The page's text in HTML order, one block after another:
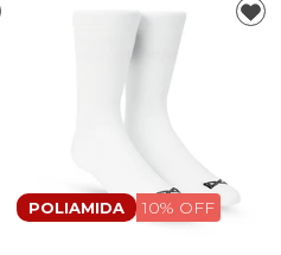
POLIAMIDA 10% OFF